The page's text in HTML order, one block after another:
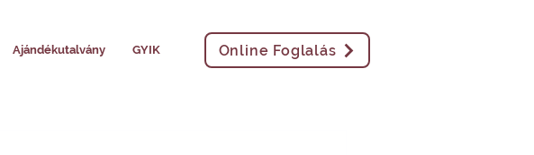
Ajándékutalvány GYIK Online Foglalás